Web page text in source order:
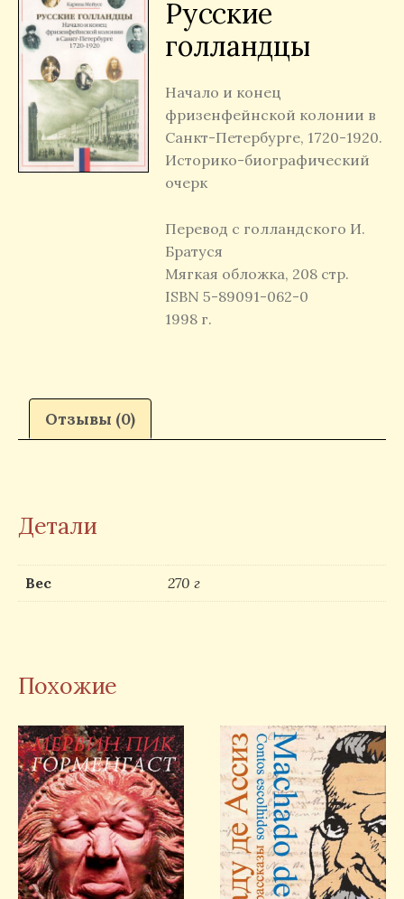
Русские
голландцы
Начало и конец
фризенфейнской колонии в
Санкт-Петербурге, 1720-1920.
Историко-биографический
очерк
Перевод с голландского И.
Братуся
Мягкая обложка, 208 стр.
ISBN 5-89091-062-0
1998 г.
Отзывы (0)
Детали
Вес 270 г
Похожие